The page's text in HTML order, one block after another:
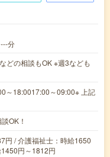
分
どの相談もOK ※週3なども
～18:0017:00～09:00※ 上記
OK！
円 / 介護福祉士：時給1650
円～1812円